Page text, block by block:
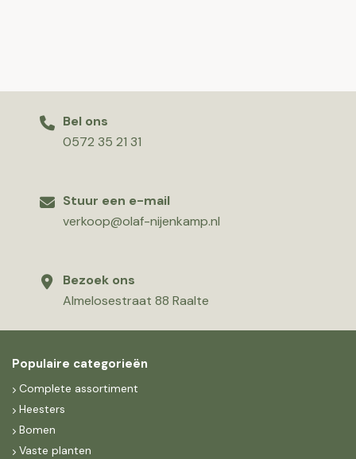
Bel ons
0572 35 21 31
Stuur een e-mail
verkoop@olaf-nijenkamp.nl
Bezoek ons
Almelosestraat 88 Raalte
Populaire categorieën
Complete assortiment
Heesters
Bomen
Vaste planten